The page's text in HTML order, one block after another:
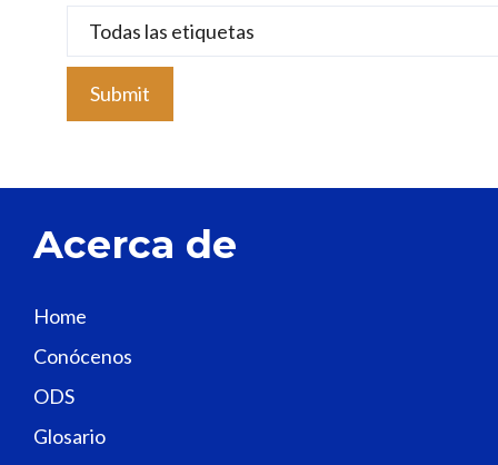
l
a
h
f
i
e
d
Acerca de
Home
Conócenos
ODS
Glosario